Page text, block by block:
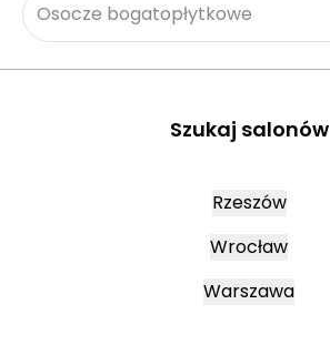
Osocze bogatopłytkowe
Szukaj salonów
Rzeszów
Wrocław
Warszawa